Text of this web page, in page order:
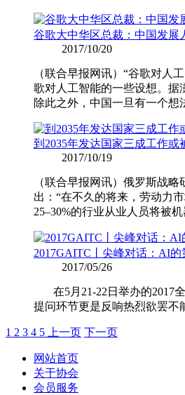
谷歌大中华区总裁：中国发展
2017/10/20
（联合早报网讯）“谷歌对人
歌对人工智能的一些设想。据
除此之外，中国一旦有一个
到2035年发达国家三成工作或
2017/10/19
（联合早报网讯）俄罗斯战
出：“在不久的将来，劳动力
25–30%的行业从业人员将被
2017GAITC丨尖峰对话：AI
2017/05/26
在5月21-22日举办的2017全
提问环节更是反响热烈欲罢
1 2 3 4 5 上一页 下一页
网站首页
关于协会
会员服务